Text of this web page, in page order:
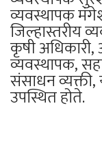
व्यवस्थापक
जिल्हास्तरीय
कृषी अधिकारी,
व्यवस्थापक,
संसाधन व्यक्ती,
उपस्थित होते.